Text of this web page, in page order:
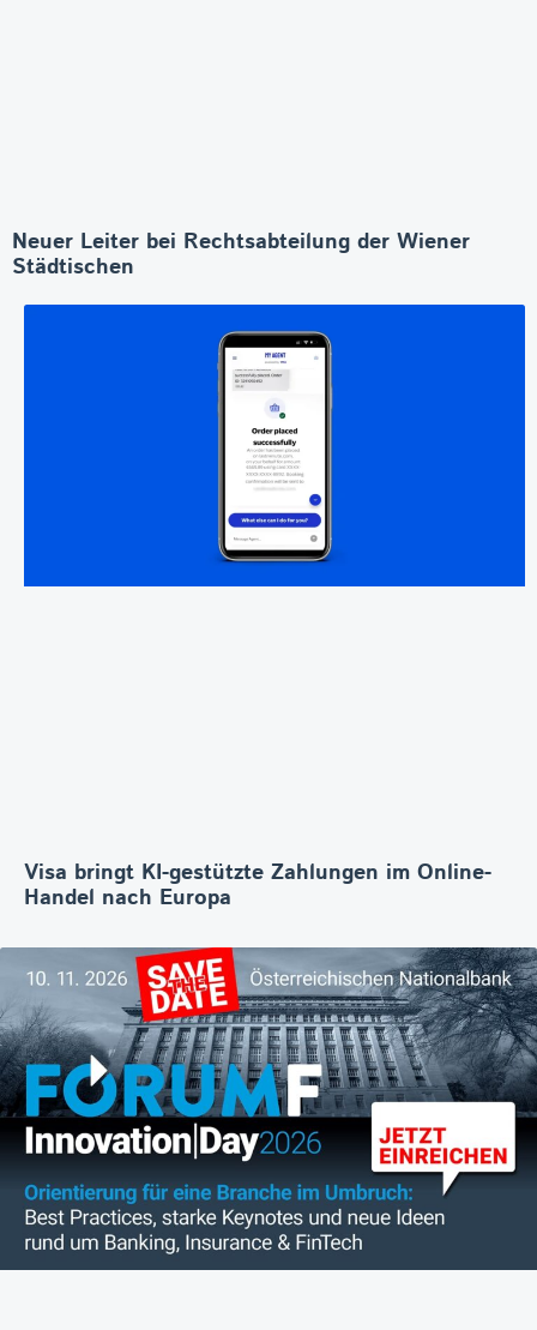
Neuer Leiter bei Rechtsabteilung der Wiener
Städtischen
Visa bringt KI-gestützte Zahlungen im Online-
Handel nach Europa